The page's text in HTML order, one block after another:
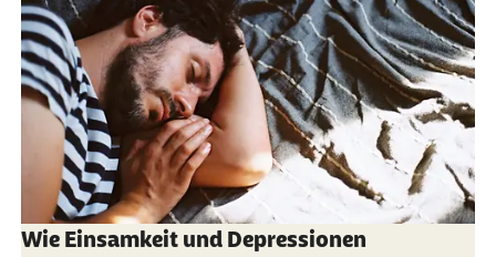
Wie Einsamkeit und Depressionen